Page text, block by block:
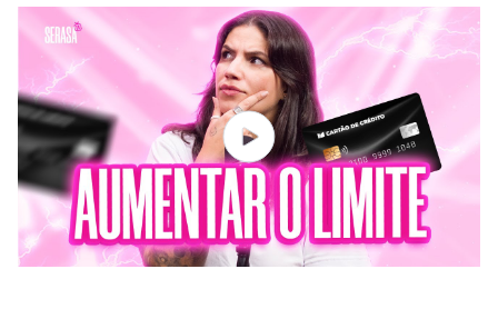
Bandeiras de cartão de crédito: como escolher a
melhor?
Comparativo das principais bandeiras, destacando
benefícios e serviços
Quer solicitar um cartão com a melhor bandeira?
Conheça o Serasa Crédito